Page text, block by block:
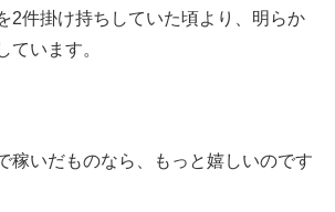
2件掛け持ちしていた頃より、明らか
ています。
稼いだものなら、もっと嬉しいのです